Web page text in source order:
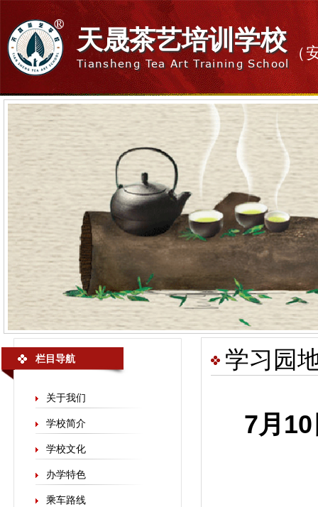
天晟茶艺培训学校
Tiansheng Tea Art Training School
（
栏目导航
关于我们
学校简介
学校文化
办学特色
乘车路线
学习园
7月